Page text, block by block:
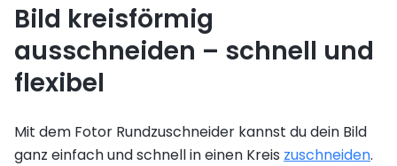
Bild kreisförmig
ausschneiden – schnell und
flexibel
Mit dem Fotor Rundzuschneider kannst du dein Bild
ganz einfach und schnell in einen Kreis zuschneiden.